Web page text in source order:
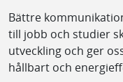
Bättre
till jobb och studier
utveckling och ger
hållbart och